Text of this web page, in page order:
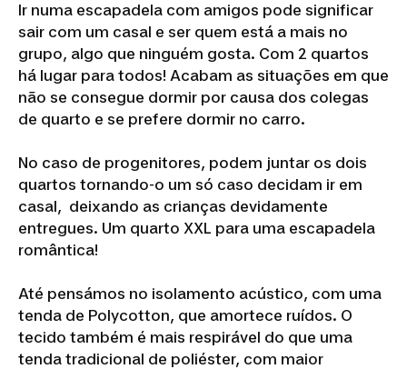
Ir numa escapadela com amigos pode significar
sair com um casal e ser quem está a mais no
grupo, algo que ninguém gosta. Com 2 quartos
há lugar para todos! Acabam as situações em que
não se consegue dormir por causa dos colegas
de quarto e se prefere dormir no carro.
No caso de progenitores, podem juntar os dois
quartos tornando-o um só caso decidam ir em
casal, deixando as crianças devidamente
entregues. Um quarto XXL para uma escapadela
romântica!
Até pensámos no isolamento acústico, com uma
tenda de Polycotton, que amortece ruídos. O
tecido também é mais respirável do que uma
tenda tradicional de poliéster, com maior